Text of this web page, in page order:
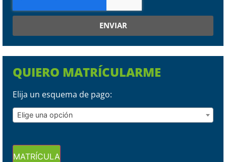
ENVIAR
QUIERO MATRÍCULARME
Elija un esquema de pago:
Elige una opción
MATRÍCULA